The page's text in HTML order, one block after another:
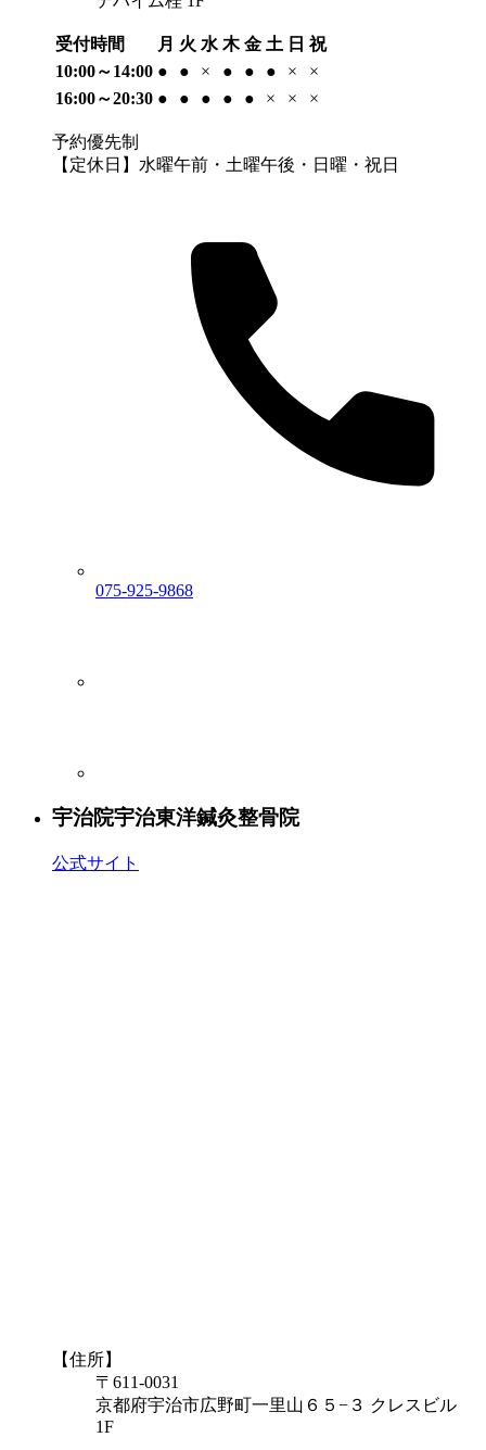
受付時間 月 火 水 木 金 土 日 祝
10:00～14:00 ● ● × ● ● ● ×
×
16:00～20:30 ● ● ● ● ● × × ×
予約優先制
【定休日】水曜午前・土曜午後・日曜・祝日
075-925-9868
宇治院宇治東洋鍼灸整骨院
公式サイト
【住所】
〒611-0031
京都府宇治市広野町一里山６５−３ クレスビル
1F